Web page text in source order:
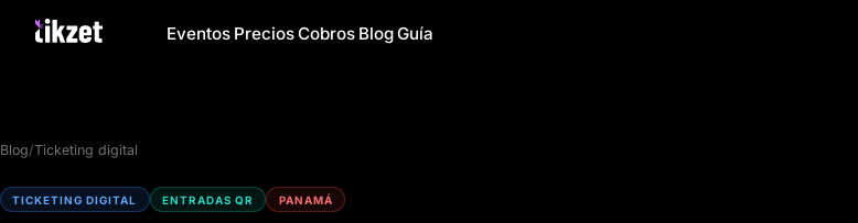
Eventos PreciosCobros BlogGuía
Blog/Ticketing digital
TICKETING DIGITAL ENTRADAS QR PANAMÁ